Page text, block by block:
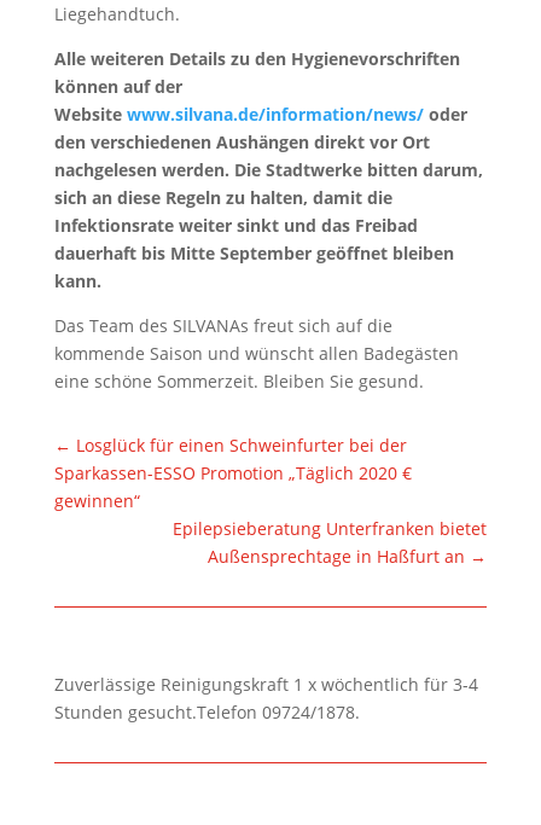
Liegehandtuch.
Alle weiteren Details zu den Hygienevorschriften
können auf der
Website www.silvana.de/information/news/oder
den verschiedenen Aushängen direkt vor Ort
nachgelesen werden. Die Stadtwerke bitten darum,
sich an diese Regeln zu halten, damit die
Infektionsrate weiter sinkt und das Freibad
dauerhaft bis Mitte September geöffnet bleiben
kann.
Das Team des SILVANAs freut sich auf die
kommende Saison und wünscht allen Badegästen
eine schöne Sommerzeit. Bleiben Sie gesund.
← Losglück für einen Schweinfurter bei der
Sparkassen-ESSO Promotion „Täglich 2020 €
gewinnen“
Epilepsieberatung Unterfranken bietet
Außensprechtage in Haßfurt an →
Zuverlässige Reinigungskraft 1 x wöchentlich für 3-4
Stunden gesucht.Telefon 09724/1878.